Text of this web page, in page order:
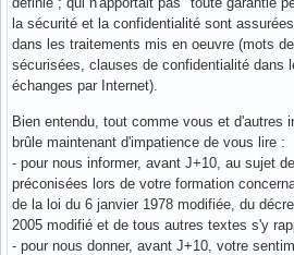
la sécurité et la confidentialité sont
dans les traitements mis en oeuvre (mots
sécurisées, clauses de confidentialité dans
échanges par Internet).
Bien entendu, tout comme vous et d'autres
brûle maintenant d'impatience de vous lire :
- pour nous informer, avant J+10, au sujet
préconisées lors de votre formation
de la loi du 6 janvier 1978 modifiée, du
2005 modifié et de tous autres textes s'y
- pour nous donner, avant J+10, votre